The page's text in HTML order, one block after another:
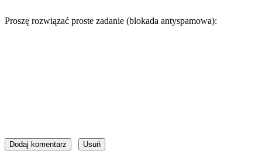
Proszę rozwiązać proste zadanie (blokada antyspamowa):